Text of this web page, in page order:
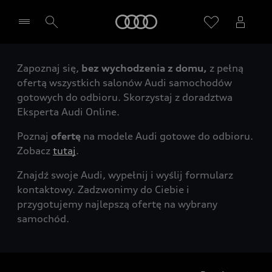
Wybierz Twojego Partnera Audi
Zapoznaj się, bez wychodzenia z domu, z pełną
ofertą wszystkich salonów Audi samochodów
gotowych do odbioru. Skorzystaj z doradztwa
Eksperta Audi Online.
Poznaj ofertę na modele Audi gotowe do odbioru.
Zobacz tutaj.
Znajdź swoje Audi, wypełnij i wyślij formularz
kontaktowy. Zadzwonimy do Ciebie i
przygotujemy najlepszą ofertę na wybrany
samochód.